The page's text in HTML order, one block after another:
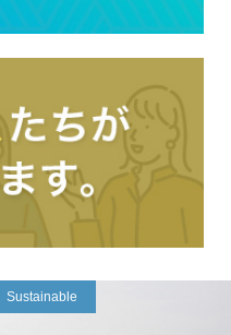
Sustainable